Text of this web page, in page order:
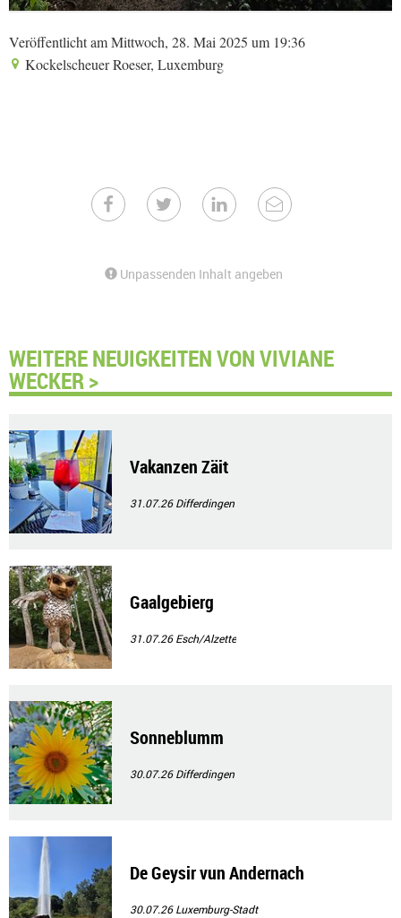
Veröffentlicht am Mittwoch, 28. Mai 2025 um 19:36
Kockelscheuer Roeser, Luxemburg
Unpassenden Inhalt angeben
WEITERE NEUIGKEITEN VON VIVIANE
WECKER >
Vakanzen Zäit
31.07.26Differdingen
Gaalgebierg
31.07.26Esch/Alzette
Sonneblumm
30.07.26Differdingen
De Geysir vun Andernach
30.07.26Luxemburg-Stadt